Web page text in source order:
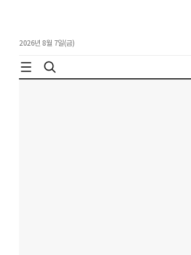
2026년 8월 7일(금)